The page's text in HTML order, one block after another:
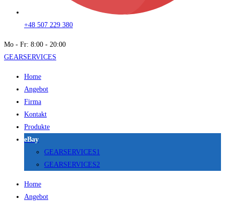
+48 507 229 380
Mo - Fr: 8:00 - 20:00
GEARSERVICES
Home
Angebot
Firma
Kontakt
Produkte
eBay
GEARSERVICES1
GEARSERVICES2
Home
Angebot